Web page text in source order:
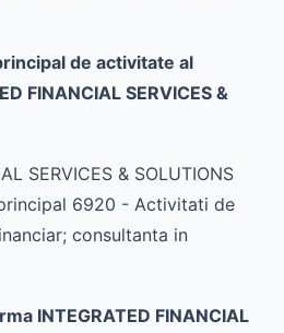
de activitate al
FINANCIAL SERVICES &
SERVICES & SOLUTIONS
6920 - Activitati de
consultanta in
INTEGRATED FINANCIAL